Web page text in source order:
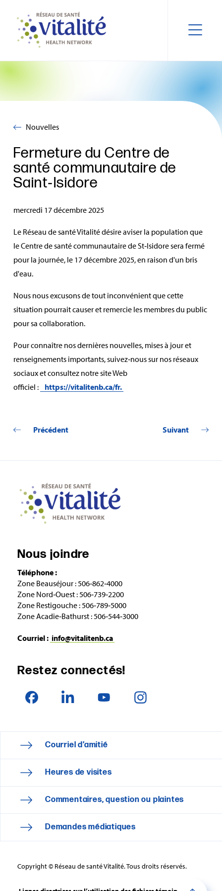
Nouvelles
Fermeture du Centre de
santé communautaire de
Saint‑Isidore
mercredi 17 décembre 2025
Le Réseau de santé Vitalité désire aviser la population que
le Centre de santé communautaire de St‑Isidore sera fermé
pour la journée, le 17 décembre 2025, en raison d'un bris
d'eau.
Nous nous excusons de tout inconvénient que cette
situation pourrait causer et remercie les membres du public
pour sa collaboration.
Pour connaître nos dernières nouvelles, mises à jour et
renseignements importants, suivez‑nous sur nos réseaux
sociaux et consultez notre site Web
officiel :
https://vitalitenb.ca/fr.
Précédent Suivant
Nous joindre
Téléphone :
Zone Beauséjour : 506‑862‑4000
Zone Nord‑Ouest : 506‑739‑2200
Zone Restigouche : 506‑789‑5000
Zone Acadie‑Bathurst : 506‑544‑3000
Courriel : info@vitalitenb.ca
Restez connectés!
Courriel d’amitié
Heures de visites
Commentaires, question ou plaintes
Demandes médiatiques
Copyright © Réseau de santé Vitalité. Tous droits réservés.